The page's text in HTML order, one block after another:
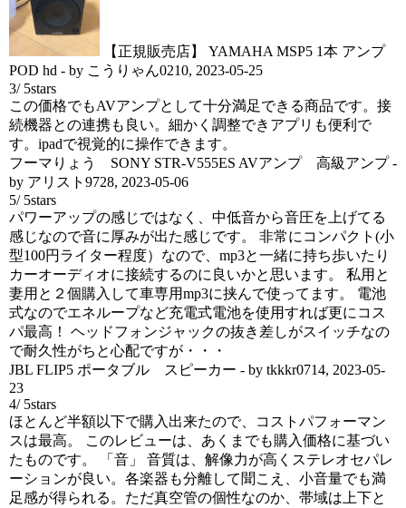
【正規販売店】 YAMAHA MSP5 1本 アンプ
POD hd - by こうりゃん0210, 2023-05-25
3/ 5stars
この価格でもAVアンプとして十分満足できる商品です。接
続機器との連携も良い。細かく調整できアプリも便利で
す。ipadで視覚的に操作できます。
フーマりょう SONY STR-V555ES AVアンプ 高級アンプ-
by アリスト9728, 2023-05-06
5/ 5stars
パワーアップの感じではなく、中低音から音圧を上げてる
感じなので音に厚みが出た感じです。 非常にコンパクト(小
型100円ライター程度）なので、mp3と一緒に持ち歩いたり
カーオーディオに接続するのに良いかと思います。 私用と
妻用と２個購入して車専用mp3に挟んで使ってます。 電池
式なのでエネループなど充電式電池を使用すれば更にコス
パ最高！ ヘッドフォンジャックの抜き差しがスイッチなの
で耐久性がちと心配ですが・・・
JBL FLIP5 ポータブル スピーカー - by tkkkr0714, 2023-05-
23
4/ 5stars
ほとんど半額以下で購入出来たので、コストパフォーマン
スは最高。 このレビューは、あくまでも購入価格に基づい
たものです。 「音」 音質は、解像力が高くステレオセパレ
ーションが良い。各楽器も分離して聞こえ、小音量でも満
足感が得られる。ただ真空管の個性なのか、帯域は上下と